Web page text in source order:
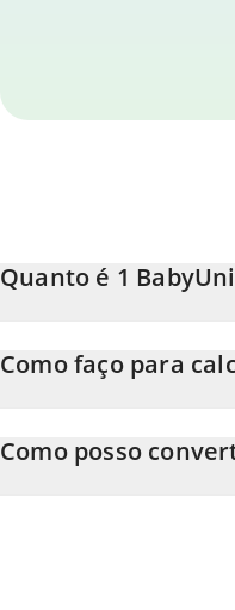
Quanto é 1
Neste momento, 1
Como faço para
simplesmente inserindo a
valor em BNB (BNB).
Como posso